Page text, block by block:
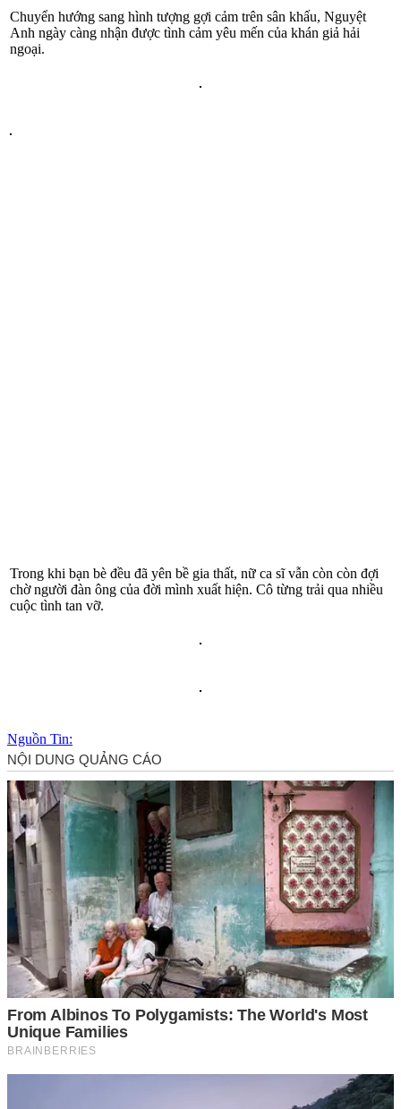
Chuyển hướng sang hình tượng gợi cảm trên sân khấu, Nguyệt
Anh ngày càng nhận được tình cảm yêu mến của khán giả hải
ngoại.
Trong khi bạn bè đều đã yên bề gia thất, nữ ca sĩ vẫn còn còn đợi
chờ người đàn ông của đời mình xuất hiện. Cô từng trải qua nhiều
cuộc tình tan vỡ.
Nguồn Tin: